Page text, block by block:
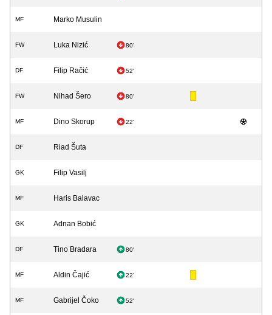
MF Marko Musulin
FW Luka Nizić 80'
DF Filip Račić 52'
FW Nihad Šero 80'
MF Dino Skorup 22'
DF Riad Šuta
GK Filip Vasilj
MF Haris Balavac
GK Adnan Bobić
DF Tino Bradara 80'
MF Aldin Čajić 22'
MF Gabrijel Čoko 52'